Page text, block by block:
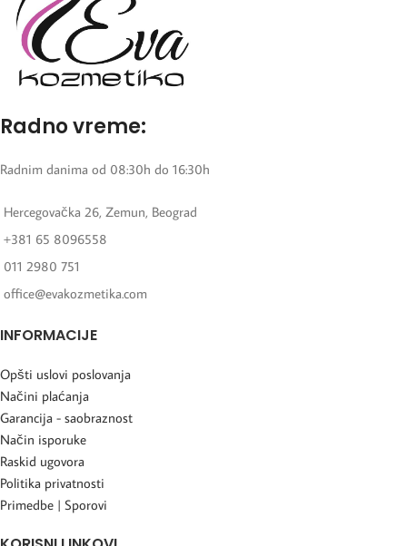
Radno vreme:
Radnim danima od 08:30h do 16:30h
Hercegovačka 26, Zemun, Beograd
+381 65 8096558
011 2980 751
office@evakozmetika.com
INFORMACIJE
Opšti uslovi poslovanja
Načini plaćanja
Garancija - saobraznost
Način isporuke
Raskid ugovora
Politika privatnosti
Primedbe | Sporovi